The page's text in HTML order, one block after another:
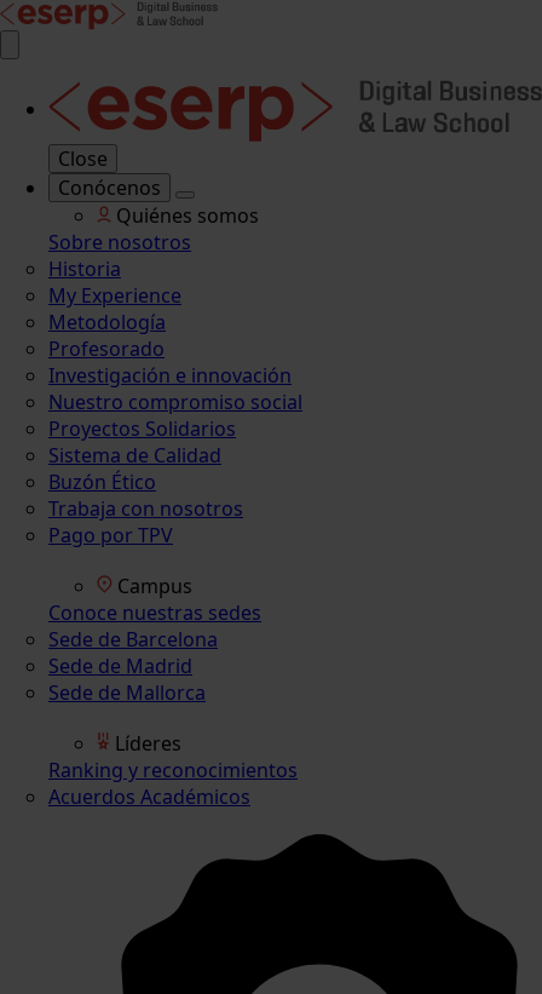
Close
Conócenos
Quiénes somos
Sobre nosotros
Historia
My Experience
Metodología
Profesorado
Investigación e innovación
Nuestro compromiso social
Proyectos Solidarios
Sistema de Calidad
Buzón Ético
Trabaja con nosotros
Pago por TPV
Campus
Conoce nuestras sedes
Sede de Barcelona
Sede de Madrid
Sede de Mallorca
Líderes
Ranking y reconocimientos
Acuerdos Académicos